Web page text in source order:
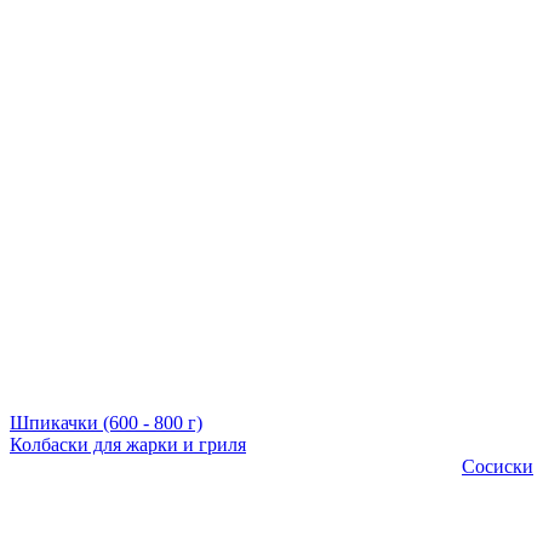
Шпикачки (600 - 800 г)
Колбаски для жарки и гриля
Сосиски